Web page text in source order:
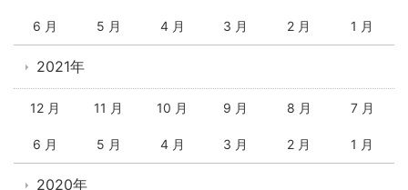
6 月 5 月 4 月 3 月 2 月 1 月
2021年
12 月 11 月 10 月 9 月 8 月 7 月
6 月 5 月 4 月 3 月 2 月 1 月
2020年